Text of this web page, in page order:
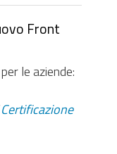
Front
le aziende:
Certificazione